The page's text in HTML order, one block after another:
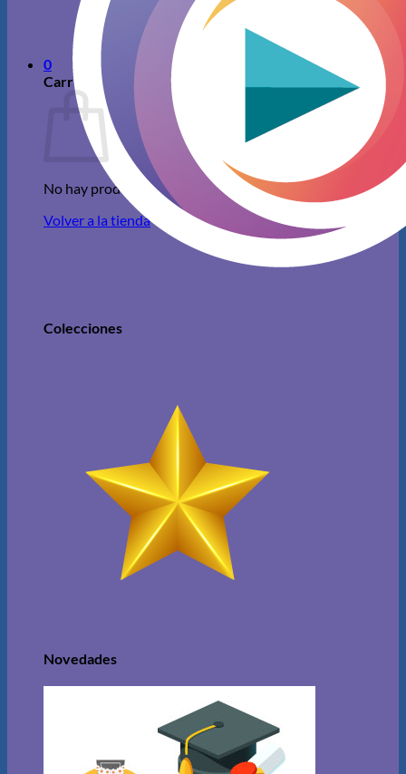
Volver a la tienda
0
Carrito
No hay productos en el carrito.
Volver a la tienda
Colecciones
Novedades